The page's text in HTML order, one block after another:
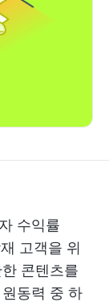
수익률
고객을 위
콘텐츠를
동력 중 하